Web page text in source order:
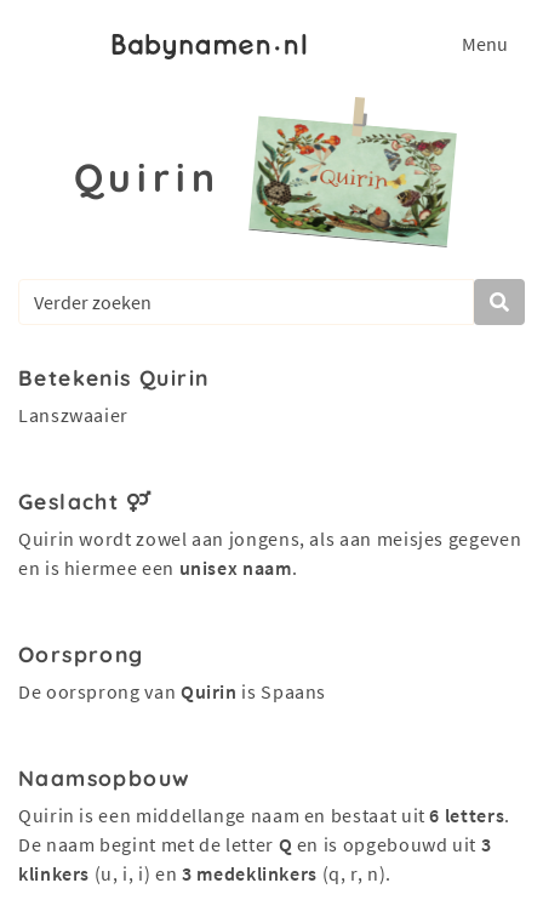
Menu
Quirin
Betekenis Quirin
Lanszwaaier
Geslacht
Quirin wordt zowel aan jongens, als aan meisjes gegeven
en is hiermee een unisex naam.
Oorsprong
De oorsprong van Quirin is Spaans
Naamsopbouw
Quirin is een middellange naam en bestaat uit6 letters.
De naam begint met de letter Q en is opgebouwd uit 3
klinkers (u, i, i) en3 medeklinkers (q, r, n).